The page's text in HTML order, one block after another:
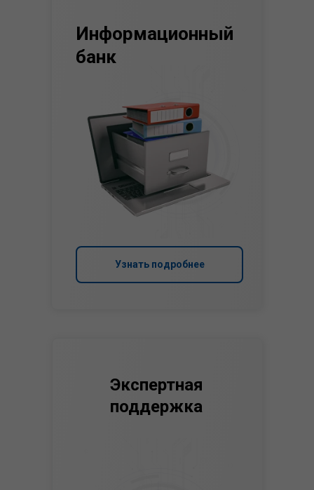
Узнать подробнее
Информационный
банк
Экспертная
поддержка